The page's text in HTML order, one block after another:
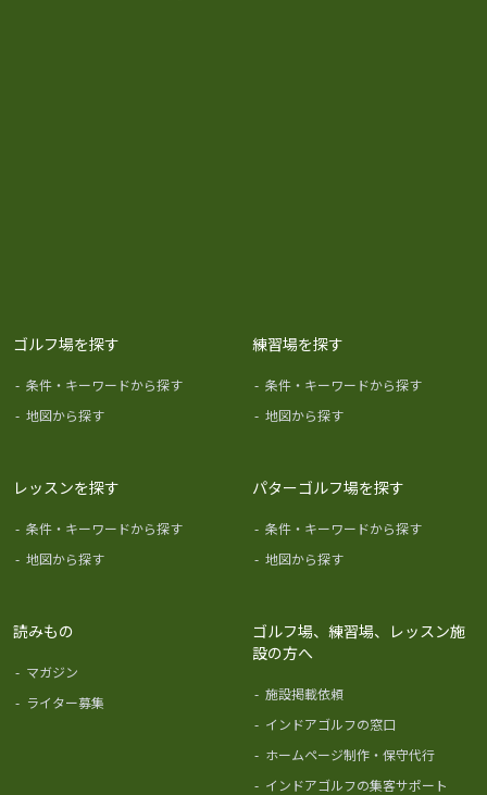
ゴルフ場を探す
- 条件・キーワードから探す
- 地図から探す
練習場を探す
- 条件・キーワードから探す
- 地図から探す
レッスンを探す
- 条件・キーワードから探す
- 地図から探す
パターゴルフ場を探す
- 条件・キーワードから探す
- 地図から探す
読みもの
- マガジン
- ライター募集
ゴルフ場、練習場、レッスン施
設の方へ
- 施設掲載依頼
- インドアゴルフの窓口
- ホームページ制作・保守代行
- インドアゴルフの集客サポート